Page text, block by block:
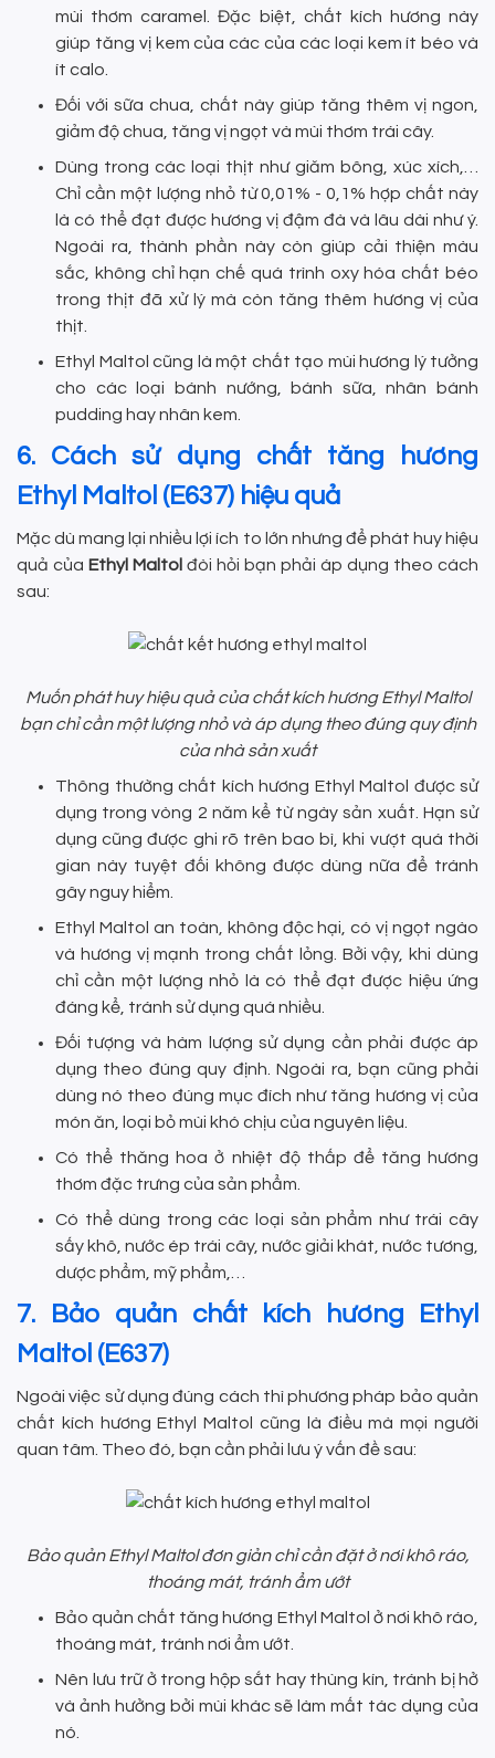
mùi thơm caramel. Đặc biệt, chất kích hương này
giúp tăng vị kem của các của các loại kem ít béo và
ít calo.
Đối với sữa chua, chất này giúp tăng thêm vị ngon,
giảm độ chua, tăng vị ngọt và mùi thơm trái cây.
Dùng trong các loại thịt như giăm bông, xúc xích,…
Chỉ cần một lượng nhỏ từ 0,01% - 0,1% hợp chất này
là có thể đạt được hương vị đậm đà và lâu dài như ý.
Ngoài ra, thành phần này còn giúp cải thiện màu
sắc, không chỉ hạn chế quá trình oxy hóa chất béo
trong thịt đã xử lý mà còn tăng thêm hương vị của
thịt.
Ethyl Maltol cũng là một chất tạo mùi hương lý tưởng
cho các loại bánh nướng, bánh sữa, nhân bánh
pudding hay nhân kem.
6. Cách sử dụng chất tăng hương
Ethyl Maltol (E637) hiệu quả
Mặc dù mang lại nhiều lợi ích to lớn nhưng để phát huy hiệu
quả của Ethyl Maltol đòi hỏi bạn phải áp dụng theo cách
sau:
Muốn phát huy hiệu quả của chất kích hương Ethyl Maltol
bạn chỉ cần một lượng nhỏ và áp dụng theo đúng quy định
của nhà sản xuất
Thông thường chất kích hương Ethyl Maltol được sử
dụng trong vòng 2 năm kể từ ngày sản xuất. Hạn sử
dụng cũng được ghi rõ trên bao bì, khi vượt quá thời
gian này tuyệt đối không được dùng nữa để tránh
gây nguy hiểm.
Ethyl Maltol an toàn, không độc hại, có vị ngọt ngào
và hương vị mạnh trong chất lỏng. Bởi vậy, khi dùng
chỉ cần một lượng nhỏ là có thể đạt được hiệu ứng
đáng kể, tránh sử dụng quá nhiều.
Đối tượng và hàm lượng sử dụng cần phải được áp
dụng theo đúng quy định. Ngoài ra, bạn cũng phải
dùng nó theo đúng mục đích như tăng hương vị của
món ăn, loại bỏ mùi khó chịu của nguyên liệu.
Có thể thăng hoa ở nhiệt độ thấp để tăng hương
thơm đặc trưng của sản phẩm.
Có thể dùng trong các loại sản phẩm như trái cây
sấy khô, nước ép trái cây, nước giải khát, nước tương,
dược phẩm, mỹ phẩm,…
7. Bảo quản chất kích hương Ethyl
Maltol (E637)
Ngoài việc sử dụng đúng cách thì phương pháp bảo quản
chất kích hương Ethyl Maltol cũng là điều mà mọi người
quan tâm. Theo đó, bạn cần phải lưu ý vấn đề sau:
Bảo quản Ethyl Maltol đơn giản chỉ cần đặt ở nơi khô ráo,
thoáng mát, tránh ẩm ướt
Bảo quản chất tăng hương Ethyl Maltol ở nơi khô ráo,
thoáng mát, tránh nơi ẩm ướt.
Nên lưu trữ ở trong hộp sắt hay thùng kín, tránh bị hở
và ảnh hưởng bởi mùi khác sẽ làm mất tác dụng của
nó.